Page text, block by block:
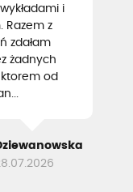
i
Razem z
zdałam
żadnych
od